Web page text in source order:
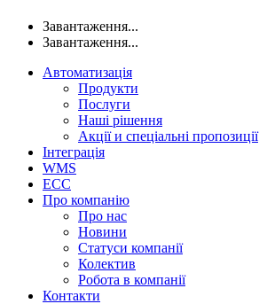
Завантаження...
Завантаження...
Автоматизація
Продукти
Послуги
Наші рішення
Акції и спеціальні пропозиції
Інтеграція
WMS
ECC
Про компанію
Про нас
Новини
Cтатуси компанії
Колектив
Робота в компанії
Контакти